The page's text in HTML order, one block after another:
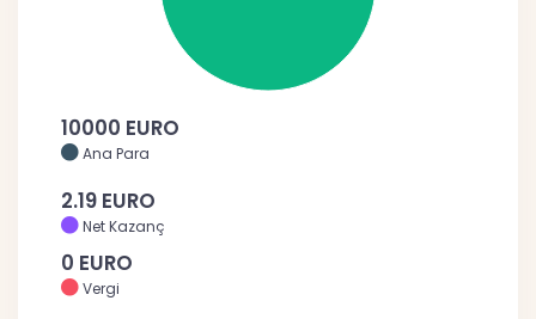
10000 EURO
Ana Para
2.19 EURO
Net Kazanç
0 EURO
Vergi